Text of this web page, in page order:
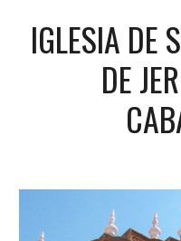
IGLESIA DE
DE